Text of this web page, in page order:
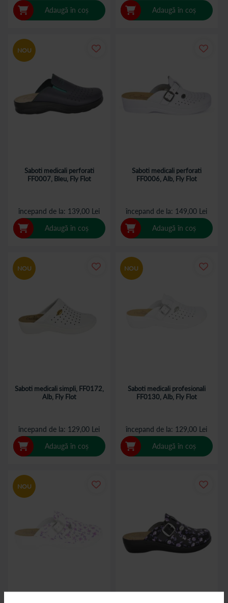
Adaugă în coș
Adaugă în coș
NOU
Saboti medicali perforati
FF0007, Bleu, Fly Flot
începand de la 139,00 Lei
Adaugă în coș
Saboti medicali perforati
FF0006, Alb, Fly Flot
începand de la 149,00 Lei
Adaugă în coș
NOU
Saboti medicali simpli, FF0172,
Alb, Fly Flot
începand de la 129,00 Lei
Adaugă în coș
NOU
Saboti medicali profesionali
FF0130, Alb, Fly Flot
începand de la 129,00 Lei
Adaugă în coș
NOU